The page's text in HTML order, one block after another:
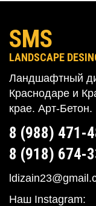
SMS
LANDSCAPE
Ландшафтный
Краснодаре и
крае. Арт-Бетон.
8 (988) 471-
8 (918) 674-
Наш Instagram: